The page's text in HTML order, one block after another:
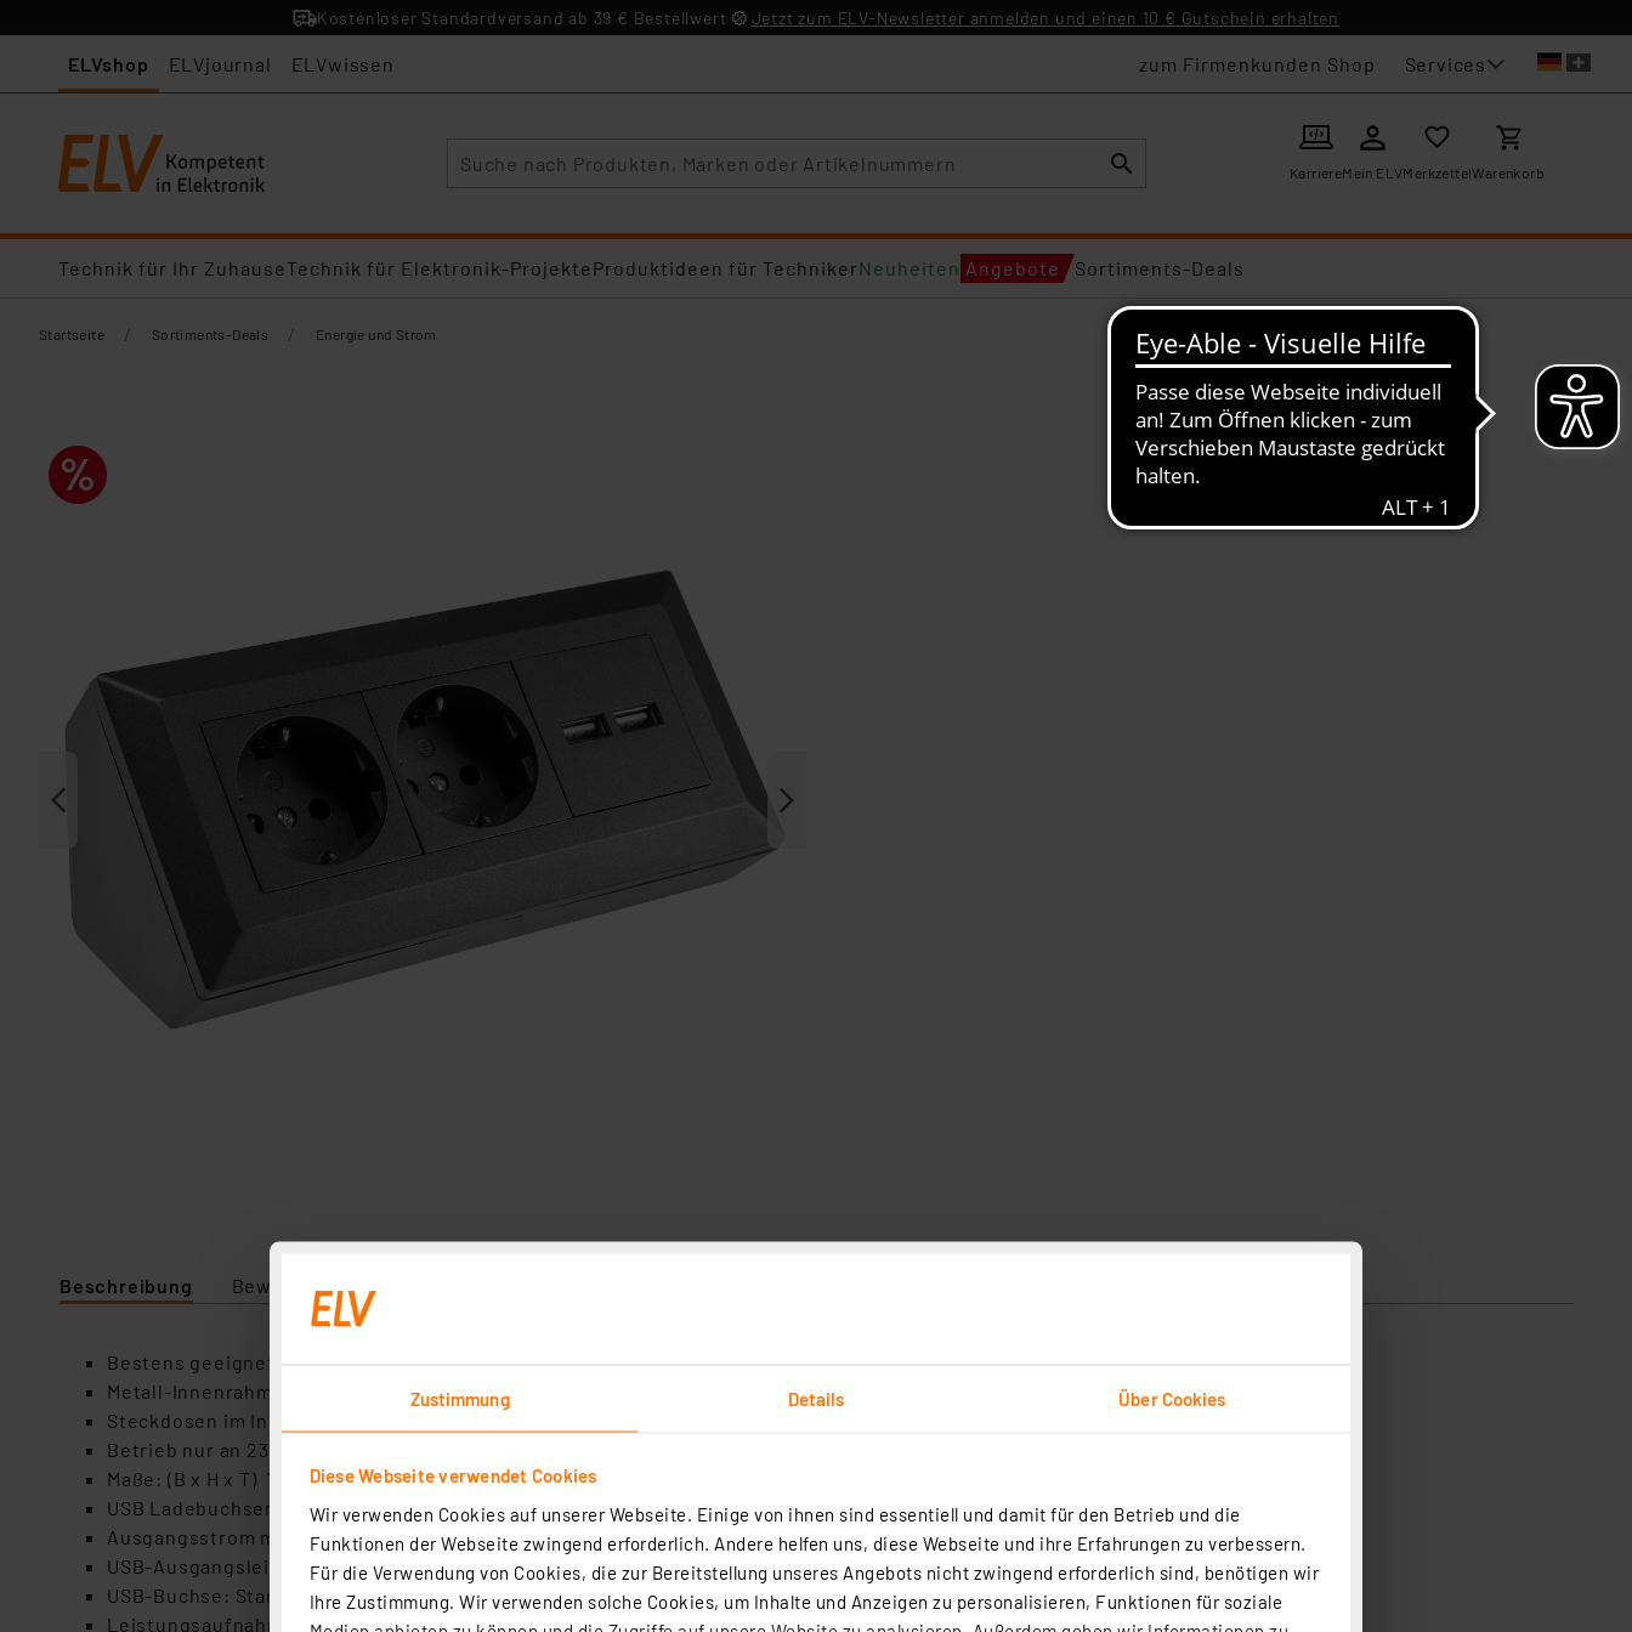
Zustimmung Details Über Cookies
Diese Webseite verwendet Cookies
Wir verwenden Cookies auf unserer Webseite. Einige von ihnen sind essentiell und damit für den Betrieb und die
Funktionen der Webseite zwingend erforderlich. Andere helfen uns, diese Webseite und ihre Erfahrungen zu verbessern.
Für die Verwendung von Cookies, die zur Bereitstellung unseres Angebots nicht zwingend erforderlich sind, benötigen wir
Ihre Zustimmung. Wir verwenden solche Cookies, um Inhalte und Anzeigen zu personalisieren, Funktionen für soziale
Kostenloser Standardversand ab 39 € Bestellwert Jetzt zum ELV-Newsletter anmelden und einen 10 € Gutschein erhalten
ELVshop ELVjournal ELVwissen zum Firmenkunden Shop Services
KarriereMein ELVMerkzettelWarenkorb
Technik für Ihr ZuhauseTechnik für Elektronik-ProjekteProduktideen für TechnikerNeuheiten Angebote Sortiments-Deals
Startseite / Sortiments-Deals / Energie und Strom​
Beschreibung Bewertung Lieferumfang
Bestens geeignet für Arbeitsplatten oder Werktische
Metall-Innenrahmen zur Versteifung
Steckdosen im Inneren bereits vorverkabelt
Betrieb nur an 230V / 50Hz, maximal 16A, 3600Watt
Maße: (B x H x T) 180 x 80 x 80mm
USB Ladebuchsen: 5,0V= (±2%),
Ausgangsstrom max. 3,1A
USB-Ausgangsleistung max. 15,50Watt
USB-Buchse: StandBy Verbrauch weniger als 0,1W
Leistungsaufnahme bei Nulllast gemäß VO (EU) Nr. 2019/1782: ca. 0,07W